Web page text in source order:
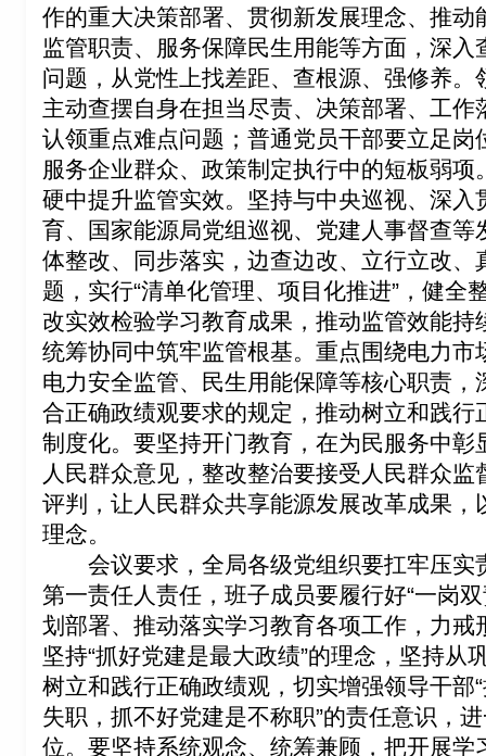
作的重大决策部署、贯彻新发展理念、推
监管职责、服务保障民生用能等方面，深
问题，从党性上找差距、查根源、强修养。
主动查摆自身在担当尽责、决策部署、工
认领重点难点问题；普通党员干部要立足
服务企业群众、政策制定执行中的短板弱项
硬中提升监管实效。坚持与中央巡视、深
育、国家能源局党组巡视、党建人事督查
体整改、同步落实，边查边改、立行立改
题，实行“清单化管理、项目化推进”，健全
改实效检验学习教育成果，推动监管效能持
统筹协同中筑牢监管根基。重点围绕电力
电力安全监管、民生用能保障等核心职责
合正确政绩观要求的规定，推动树立和践
制度化。 要坚持开门教育，在为民服务中彰
人民群众意见，整改整治要接受人民群众
评判，让人民群众共享能源发展改革成果
理念。
会议要求，全局各级党组织要扛牢压实
第一责任人责任，班子成员要履行好“一岗
划部署、推动落实学习教育各项工作，力戒
坚持“抓好党建是最大政绩”的理念，坚持从
树立和践行正确政绩观，切实增强领导干部
失职，抓不好党建是不称职”的责任意识，
位。 要坚持系统观念、统筹兼顾，把开展学